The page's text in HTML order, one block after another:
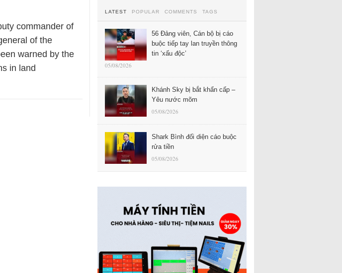
commander of
of the
warned by the
in land
LATEST POPULAR COMMENTS TAGS
56 Đảng viên, Cán bộ bị cáo
buộc tiếp tay lan truyền thông
tin ‘xấu độc’
05/08/2026
Khánh Sky bị bắt khẩn cấp –
Yêu nước mõm
05/08/2026
Shark Bình đối diện cáo buộc
rửa tiền
05/08/2026